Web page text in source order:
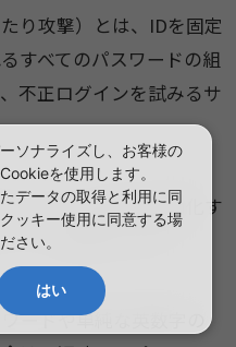
り攻撃）とは、IDを固定
すべてのパスワードの組
不正ログインを試みるサ
ログイン試行を自動化す
ードを試行します。
ードや単純な英数字の
ソナライズし、お客様の
を使用します。
データの取得と利用に同
ッキー使用に同意する場
さい。
はい